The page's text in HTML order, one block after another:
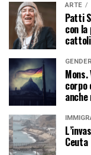
ARTE
Patti
con
GENDER
corpo
anche
Ceuta